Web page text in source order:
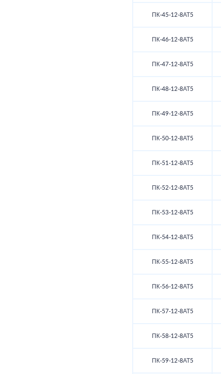
ПК-45-12-8АТ5
ПК-46-12-8АТ5
ПК-47-12-8АТ5
ПК-48-12-8АТ5
ПК-49-12-8АТ5
ПК-50-12-8АТ5
ПК-51-12-8АТ5
ПК-52-12-8АТ5
ПК-53-12-8АТ5
ПК-54-12-8АТ5
ПК-55-12-8АТ5
ПК-56-12-8АТ5
ПК-57-12-8АТ5
ПК-58-12-8АТ5
ПК-59-12-8АТ5